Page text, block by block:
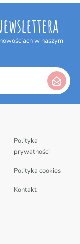
w naszym
Polityka
prywatności
Polityka cookies
Kontakt